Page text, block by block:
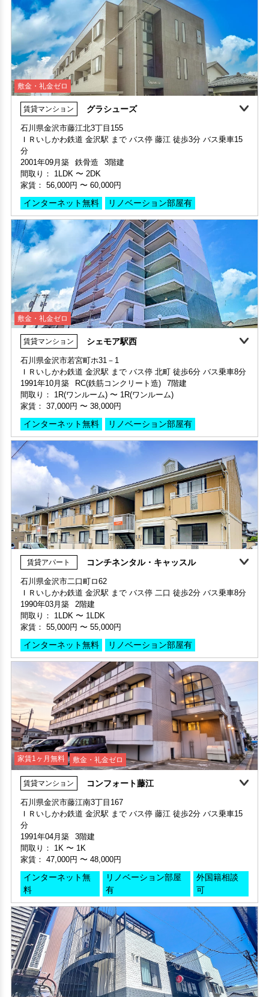
敷金・礼金ゼロ 360°案内 動画案内
部屋号数 605号室 申込済
家賃 29,000円・共益費 4,000円
階数 6階
間取り 1K・専有面積 21.45㎡
敷金 - ・礼金 -
保証人不要・代行 インターネット無料
敷金・礼金ゼロ 360°案内 動画案内
部屋号数 102号室
家賃 46,000円・共益費 3,000円
階数 1階
間取り 1K・専有面積 26.42㎡
保証人不要・代行 インターネット無料 インターネット無料(Wi-Fi)
敷金・礼金ゼロ 360°案内 動画案内
部屋号数 203号室
家賃 57,000円・共益費 3,000円
階数 2階
間取り 2K・専有面積 39.37㎡
敷金 - ・礼金 -
保証人不要・代行 インターネット無料 リノベーション リフォーム
敷金・礼金ゼロ 360°案内 動画案内
部屋号数 210号室 申込済
家賃 46,000円・共益費 3,000円
階数 2階
間取り 1K・専有面積 26.42㎡
敷金 - ・礼金 -
保証人不要・代行 インターネット無料 リノベーション リフォーム
敷金・礼金ゼロ
賃貸マンション グラシューズ
石川県金沢市藤江北3丁目155
ＩＲいしかわ鉄道 金沢駅 まで バス停 藤江 徒歩3分 バス乗車15
分
2001年09月築
鉄骨造
3階建
間取り：1LDK
2DK
家賃：56,000円
インターネット無料 リノベーション部屋有
敷金・礼金ゼロ 360°案内
部屋号数 101号室
家賃 60,000円・共益費 4,000円
階数 1階
間取り 1LDK・専有面積 41.84㎡
保証人不要・代行 インターネット無料 リノベーション リフォーム
敷金・礼金ゼロ
部屋号数 201号室
家賃 56,000円・共益費 4,000円
階数 2階
間取り 2DK・専有面積 41.84㎡
敷金 - ・礼金 -
保証人不要・代行 インターネット無料
敷金・礼金ゼロ
賃貸マンション シェモア駅西
石川県金沢市若宮町ホ31－1
ＩＲいしかわ鉄道 金沢駅 まで バス停 北町 徒歩6分 バス乗車8分
1991年10月築
RC(鉄筋コンクリート造)
7階建
間取り：1R(ワンルーム) 〜 1R(ワンルーム)
家賃：37,000円 〜 38,000円
インターネット無料 リノベーション部屋有
敷金・礼金ゼロ 360°案内 動画案内
部屋号数 206号室
家賃 38,000円・共益費 5,000円
階数 2階
間取り 1R(ワンルーム)・専有面積 22㎡
保証人不要・代行 インターネット無料 リノベーション リフォーム
敷金・礼金ゼロ 360°案内
部屋号数 703号室
家賃 38,000円・共益費 5,000円
階数 7階
間取り 1R(ワンルーム)・専有面積 22㎡
敷金 - ・礼金 -
保証人不要・代行
敷金・礼金ゼロ
部屋号数 504号室 申込済
賃貸アパート コンチネンタル・キャッスル
石川県金沢市二口町ロ62
ＩＲいしかわ鉄道 金沢駅 まで バス停 二口 徒歩2分 バス乗車8分
1990年03月築
2階建
間取り：1LDK 〜 1LDK
家賃：55,000円 55,000円
インターネット無料
部屋号数 102号室
家賃 55,000円・共益費 4,000円
階数 1階
間取り 1LDK・専有面積 40.3㎡
保証人不要・代行 インターネット無料 リノベーション リフォーム
家賃1ヶ月無料 敷金・礼金ゼロ
賃貸マンション コンフォート藤江
石川県金沢市藤江南3丁目167
ＩＲいしかわ鉄道 金沢駅 まで バス停 藤江 徒歩2分 バス乗車15
分
1991年04月築
3階建
間取り：1K 〜
家賃：47,000円
インターネット無
料
リノベーション部屋
外国籍相談
家賃1ヶ月無料 敷金・礼金ゼロ 360°案内 動画案内
部屋号数 102号室
家賃1ヶ月無料 敷金・礼金ゼロ
賃貸マンション ガーデン雪割草
石川県金沢市本町2丁目2－2
ＩＲいしかわ鉄道 金沢駅 まで 徒歩7分